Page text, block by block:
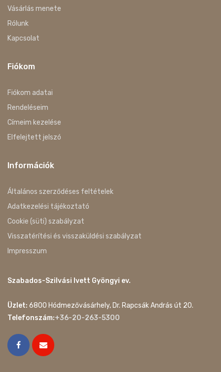
Vásárlás menete
Rólunk
Kapcsolat
Fiókom
Fiókom adatai
Rendeléseim
Címeim kezelése
Elfelejtett jelszó
Információk
Általános szerződéses feltételek
Adatkezelési tájékoztató
Cookie (süti) szabályzat
Visszatérítési és visszaküldési szabályzat
Impresszum
Szabados-Szilvási Ivett Gyöngyi ev.
Üzlet: 6800 Hódmezővásárhely, Dr. Rapcsák András út 20.
Telefonszám:+36-20-263-5300